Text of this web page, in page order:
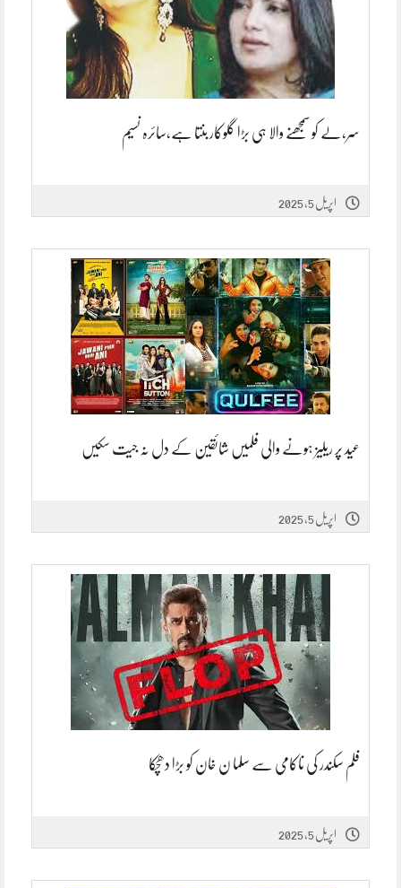
سر،لے کو سمجھنے والا ہی بڑا گلوکار بنتا ہے،سائرہ نسیم
اپریل 5, 2025
عید پر ریلیز ہونے والی فلمیں شائقین کے دل نہ جیت سکیں
اپریل 5, 2025
فلم سکندر کی ناکامی سے سلما ن خان کو بڑا دھچکا
اپریل 5, 2025